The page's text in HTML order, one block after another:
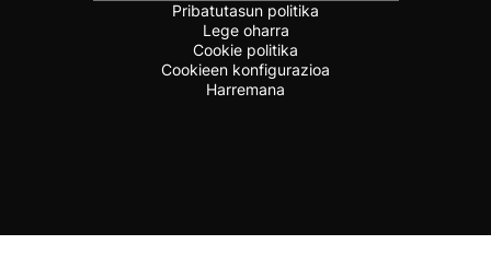
Pribatutasun politika
Lege oharra
Cookie politika
Cookieen konfigurazioa
Harremana